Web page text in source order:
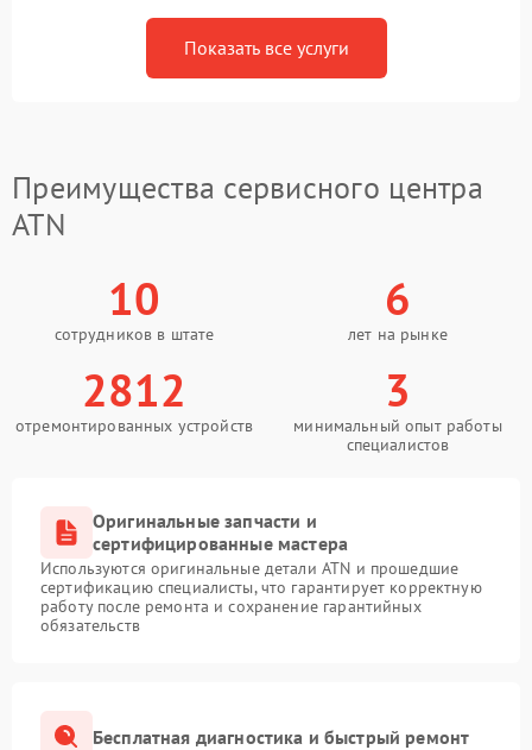
Показать все услуги
Преимущества сервисного центра
ATN
10
сотрудников в штате
6
лет на рынке
2812
отремонтированных устройств
3
минимальный опыт работы
специалистов
Оригинальные запчасти и
сертифицированные мастера
Используются оригинальные детали ATN и прошедшие
сертификацию специалисты, что гарантирует корректную
работу после ремонта и сохранение гарантийных
обязательств
Бесплатная диагностика и быстрый ремонт